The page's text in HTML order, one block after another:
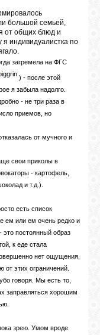
большой семьей,
от общих блюд и
я индивидуалистка по
загремела на ФГС
) - после этой
я забыла надолго.
- не три раза в
приемов, но
от мучного и
свои приколы в
- картофель,
и т.д.).
есть список
ем или ем очень редко и
постоянный образ
к еде стала
нет ощущения,
от этих ограничений.
говоря. Мы есть то,
заправляться хорошим
зрею. Умом вроде